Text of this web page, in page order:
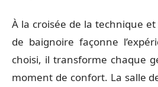
À la croisée de la technique
de baignoire façonne
choisi, il transforme chaque
moment de confort. La salle